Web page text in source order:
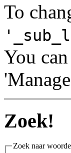
To
You
Zoek!
Zoek naar